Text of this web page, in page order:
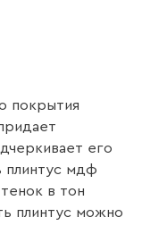
покрытия
его
плинтус мдф
в тон
плинтус можно